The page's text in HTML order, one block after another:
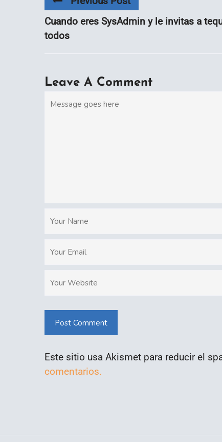
Cuando eres SysAdmin y le invitas a
todos
Leave A Comment
Post Comment
Este sitio usa Akismet para reducir el
comentarios.